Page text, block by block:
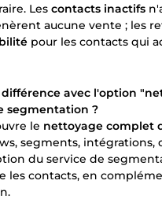
Les contacts inactifs
aucune vente ; les
pour les contacts qui
avec l'option
segmentation ?
le nettoyage complet
segments, intégrations,
du service de
les contacts, en